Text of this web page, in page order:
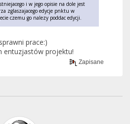
i w jego opisie na dole jest
zglaszajacego edycje pnktu w
czemu go nalezy poddac edycji.
prace:)
entuzjastów projektu!
Zapisane